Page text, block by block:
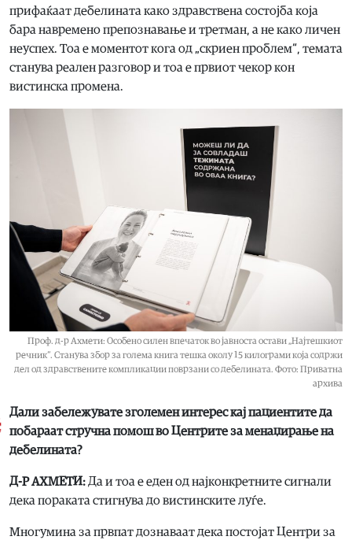
прифаќаат дебелината како здравствена состојба која
бара навремено препознавање и третман, а не како личен
неуспех. Тоа е моментот кога од „скриен проблем“, темата
станува реален разговор и тоа е првиот чекор кон
вистинска промена.
Проф. д-р Ахмети: Особено силен впечаток во јавноста остави „Најтешкиот
речник“. Станува збор за голема книга тешка околу 15 килограми која содржи
дел од здравствените компликации поврзани со дебелината. Фото: Приватна
архива
Дали забележувате зголемен интерес кај пациентите да
побараат стручна помош во Центрите за менаџирање на
дебелината?
Д-Р АХМЕТИ:Да и тоа е еден од најконкретните сигнали
дека пораката стигнува до вистинските луѓе.
Многумина за првпат дознаваат дека постојат Центри за